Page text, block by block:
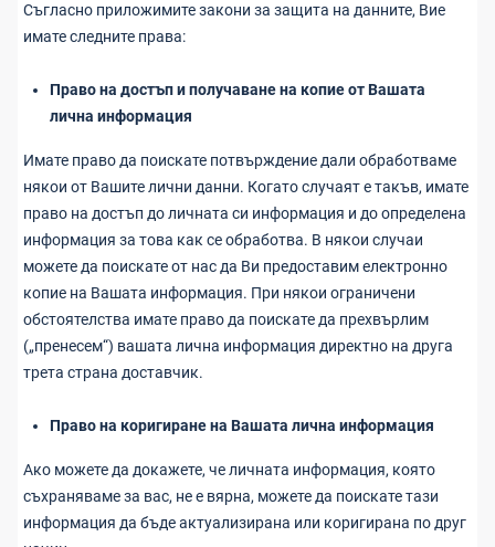
Съгласно приложимите закони за защита на данните, Вие
имате следните права:
Право на достъп и получаване на копие от Вашата
лична информация
Имате право да поискате потвърждение дали обработваме
някои от Вашите лични данни. Когато случаят е такъв, имате
право на достъп до личната си информация и до определена
информация за това как се обработва. В някои случаи
можете да поискате от нас да Ви предоставим електронно
копие на Вашата информация. При някои ограничени
обстоятелства имате право да поискате да прехвърлим
(„пренесем“) вашата лична информация директно на друга
трета страна доставчик.
Право на коригиране на Вашата лична информация
Ако можете да докажете, че личната информация, която
съхраняваме за вас, не е вярна, можете да поискате тази
информация да бъде актуализирана или коригирана по друг